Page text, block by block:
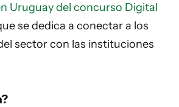
Uruguay del concurso Digital
se dedica a conectar a los
sector con las instituciones